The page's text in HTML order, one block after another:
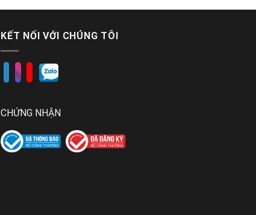
KẾT NỐI VỚI CHÚNG TÔI
CHỨNG NHẬN